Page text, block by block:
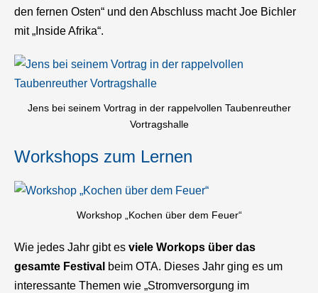
den fernen Osten“ und den Abschluss macht Joe Bichler
mit „Inside Afrika“.
Jens bei seinem Vortrag in der rappelvollen Taubenreuther
Vortragshalle
Workshops zum Lernen
Workshop „Kochen über dem Feuer“
Wie jedes Jahr gibt es viele Workops über das
gesamte Festival beim OTA. Dieses Jahr ging es um
interessante Themen wie „Stromversorgung im